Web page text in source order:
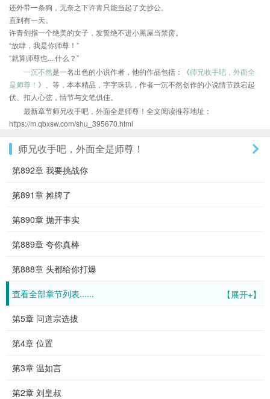
还外带一条狗，无奈之下许青只能当起了文抄公。
直到有一天。
许青剑指一个绝美的女子，发誓绝不进小黑屋当禁脔。
“放肆，我是你师尊！”
“就算师尊也....什么？”
一沉不然是一名出色的小说作者，他的作品包括：《师兄收手吧，外面全
是师尊！ 》、等，本本精品，字字珠玑，作者一沉不然创作的小说情节跌宕起
伏、扣人心弦，情节与文笔俱佳。
最新章节师兄收手吧，外面全是师尊！全文阅读推荐地址：
https://m.qbxsw.com/shu_395670.html
师兄收手吧，外面全是师尊！
第892章 我要挑战你
第891章 摊牌了
第890章 抛开事实
第889章 夸你真棒
第888章 头都给你打爆
【展开+】
查看全部章节列表......
第5章 问道宗选拔
第4章 位置
第3章 温如言
第2章 刘皇叔